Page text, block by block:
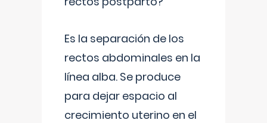
Es la separación de los
rectos abdominales en la
línea alba. Se produce
para dejar espacio al
crecimiento uterino en el